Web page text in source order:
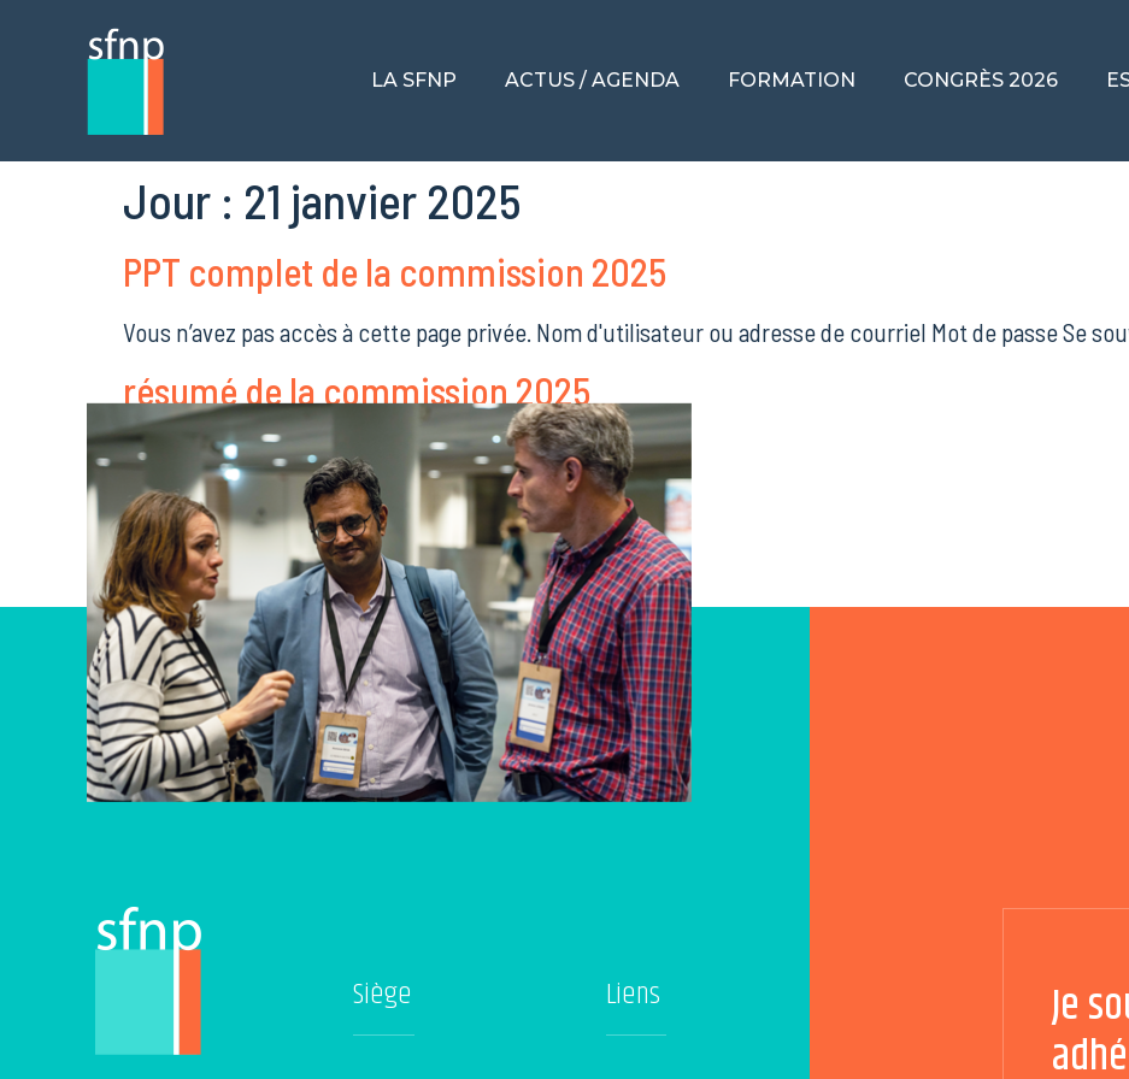
LA SFNP ACTUS / AGENDA FORMATION CONGRÈS 2026
Jour : 21 janvier 2025
PPT complet de la commission 2025
Vous n’avez pas accès à cette page privée. Nom d'utilisateur ou adresse de courriel Mot de passe Se
résumé de la commission 2025
Vous n’avez pas accès à cette page privée.
Appels à collaboration
Vous n’avez pas accès à cette page privée.
Siège Liens Je